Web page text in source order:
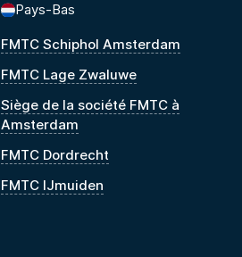
Pays-Bas
FMTC Schiphol Amsterdam
FMTC Lage Zwaluwe
Siège de la société FMTC à
Amsterdam
FMTC Dordrecht
FMTC IJmuiden